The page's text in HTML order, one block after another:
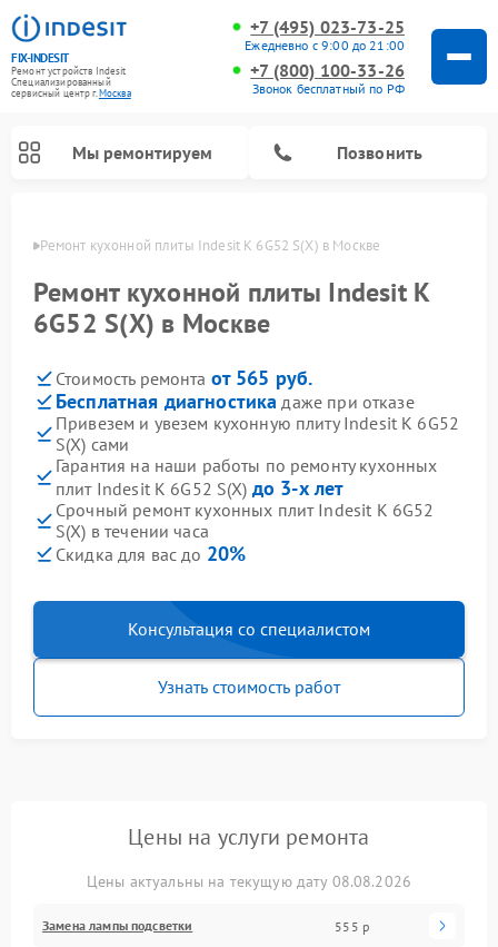
FIX-INDESIT
Ремонт устройств Indesit
Специализированный
cервисный центр г.Москва
+7 (495) 023-73-25
Ежедневно с 9:00 до 21:00
+7 (800) 100-33-26
Звонок бесплатный по РФ
Мы ремонтируем Позвонить
Ремонт кухонной плиты Indesit K 6G52 S(X) в Москве
Ремонт кухонной плиты Indesit K
6G52 S(X) в Москве
Стоимость ремонта от 565 руб.
Бесплатная диагностика даже при отказе
Привезем и увезем кухонную плиту Indesit K 6G52
S(X) сами
Гарантия на наши работы по ремонту кухонных
плит Indesit K 6G52 S(X) до 3-х лет
Срочный ремонт кухонных плит Indesit K 6G52
S(X) в течении часа
Скидка для вас до 20%
Консультация со специалистом
Узнать стоимость работ
Цены на услуги ремонта
Цены актуальны на текущую дату 08.08.2026
Замена лампы подсветки 555 р